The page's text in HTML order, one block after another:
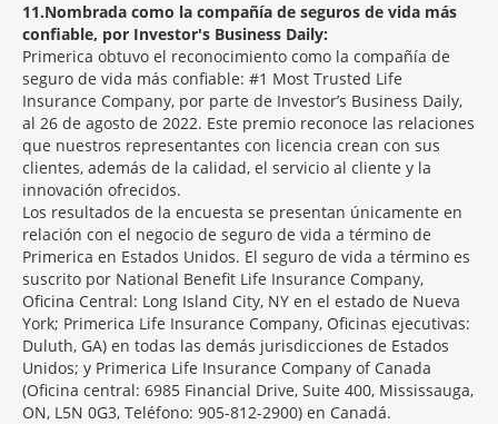
11 Nombrada como la compañía de seguros de vida más
confiable, por Investor's Business Daily:
Primerica obtuvo el reconocimiento como la compañía de
seguro de vida más confiable: #1 Most Trusted Life
Insurance Company, por parte de Investor’s Business Daily,
al 26 de agosto de 2022. Este premio reconoce las relaciones
que nuestros representantes con licencia crean con sus
clientes, además de la calidad, el servicio al cliente y la
innovación ofrecidos.
Los resultados de la encuesta se presentan únicamente en
relación con el negocio de seguro de vida a término de
Primerica en Estados Unidos. El seguro de vida a término es
suscrito por National Benefit Life Insurance Company,
Oficina Central: Long Island City, NY en el estado de Nueva
York; Primerica Life Insurance Company, Oficinas ejecutivas:
Duluth, GA) en todas las demás jurisdicciones de Estados
Unidos; y Primerica Life Insurance Company of Canada
(Oficina central: 6985 Financial Drive, Suite 400, Mississauga,
ON, L5N 0G3, Teléfono: 905-812-2900) en Canadá.